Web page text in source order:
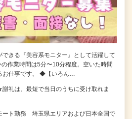
できる『美容系モニター』として活躍して
の作業時間は5分〜10分程度。空いた時間
お仕事です。 ◆【いろん…
礼は、最短で当日のうちに受け取れま
ート勤務 埼玉県エリアおよび日本全国で